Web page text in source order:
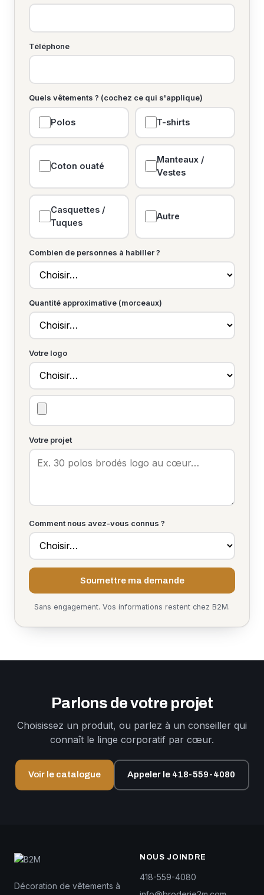
Téléphone
Quels vêtements ? (cochez ce qui s'applique)
Polos T-shirts
Coton ouaté
Manteaux /
Vestes
Casquettes /
Tuques
Autre
Combien de personnes à habiller ?
Quantité approximative (morceaux)
Votre logo
Votre projet
Comment nous avez-vous connus ?
Soumettre ma demande
Sans engagement. Vos informations restent chez B2M.
Parlons de votre projet
Choisissez un produit, ou parlez à un conseiller qui
connaît le linge corporatif par cœur.
Voir le catalogue Appeler le 418-559-4080
Décoration de vêtements à
NOUS JOINDRE
418-559-4080